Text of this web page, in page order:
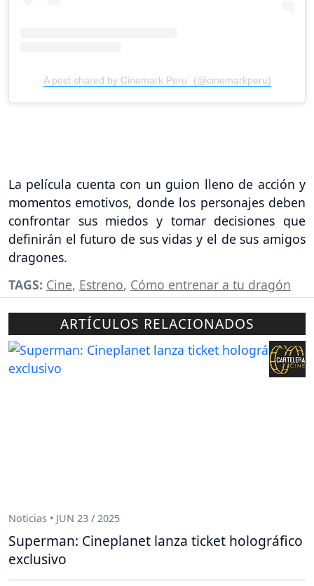
A post shared by Cinemark Peru´ (@cinemarkperu)
La película cuenta con un guion lleno de acción y
momentos emotivos, donde los personajes deben
confrontar sus miedos y tomar decisiones que
definirán el futuro de sus vidas y el de sus amigos
dragones.
TAGS: Cine, Estreno, Cómo entrenar a tu dragón
ARTÍCULOS RELACIONADOS
Noticias • JUN 23 / 2025
Superman: Cineplanet lanza ticket holográfico
exclusivo